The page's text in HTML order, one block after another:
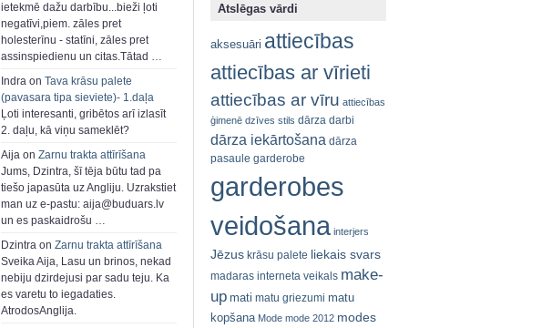
ietekmē dažu darbību...bieži ļoti
negatīvi,piem. zāles pret
holesterīnu - statīni, zāles pret
assinspiedienu un citas.Tātad …
Indra on Tava krāsu palete
(pavasara tipa sieviete)- 1.daļa
Ļoti interesanti, gribētos arī izlasīt
2. daļu, kā viņu sameklēt?
Aija on Zarnu trakta attīrīšana
Jums, Dzintra, šī tēja būtu tad pa
tiešo japasūta uz Angliju. Uzrakstiet
man uz e-pastu: aija@buduars.lv
un es paskaidrošu …
Dzintra on Zarnu trakta attīrīšana
Sveika Aija, Lasu un brinos, nekad
nebiju dzirdejusi par sadu teju. Ka
es varetu to iegadaties.
AtrodosAnglija.
Atslēgas vārdi
aksesuāri attiecības
attiecības ar vīrieti
attiecības ar vīru attiecības
ģimenē dzīves stils dārza darbi
dārza iekārtošana dārza
pasaule garderobe
garderobes
veidošana interjers
Jēzus krāsu palete liekais svars
madaras interneta veikals make-
up mati matu griezumi matu
kopšana Mode mode 2012 modes